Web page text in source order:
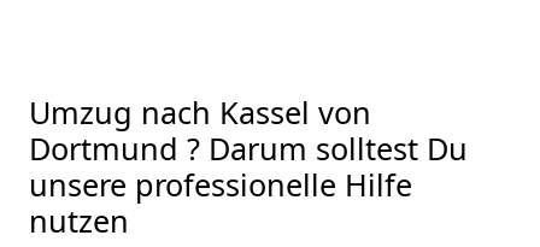
Umzug nach Kassel von
Dortmund ? Darum solltest Du
unsere professionelle Hilfe
nutzen